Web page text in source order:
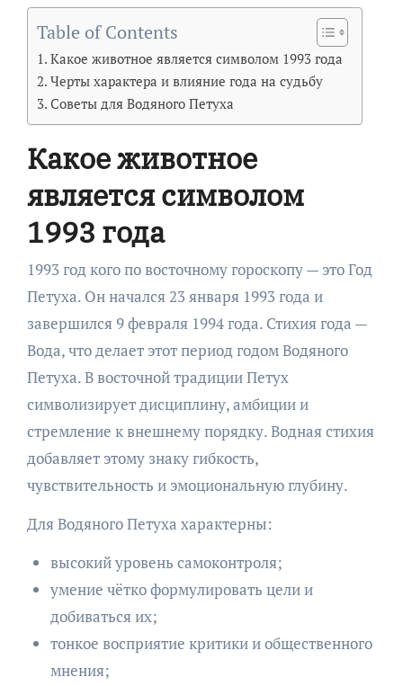
Table of Contents
Какое животное является символом 1993 года
Черты характера и влияние года на судьбу
Советы для Водяного Петуха
Какое животное
является символом
1993 года
1993 год кого по восточному гороскопу — это Год
Петуха. Он начался 23 января 1993 года и
завершился 9 февраля 1994 года. Стихия года —
Вода, что делает этот период годом Водяного
Петуха. В восточной традиции Петух
символизирует дисциплину, амбиции и
стремление к внешнему порядку. Водная стихия
добавляет этому знаку гибкость,
чувствительность и эмоциональную глубину.
Для Водяного Петуха характерны:
высокий уровень самоконтроля;
умение чётко формулировать цели и
добиваться их;
тонкое восприятие критики и общественного
мнения;